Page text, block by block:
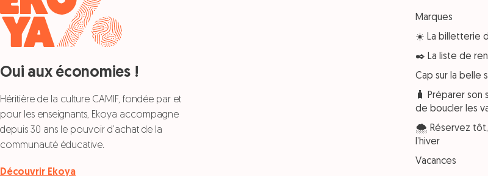
Oui aux économies !
Héritière de la culture CAMIF, fondée par et
pour les enseignants, Ekoya accompagne
depuis 30 ans le pouvoir d’achat de la
communauté éducative.
Découvrir Ekoya
Marques
☀️ La billetterie
✒️ La liste de
Cap sur la belle
🧳 Préparer son
de boucler les
🌨️ Réservez
l’hiver
Vacances